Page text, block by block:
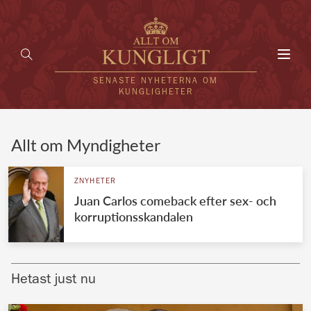
SENASTE NYHETERNA OM
KUNGLIGHETER
UTLÄNDSKT
VÄRLDENS KUNGAHUS
Brittiska kungahuset
Allt om Myndigheter
ZNYHETER
Juan Carlos comeback efter sex- och
korruptionsskandalen
Hetast just nu